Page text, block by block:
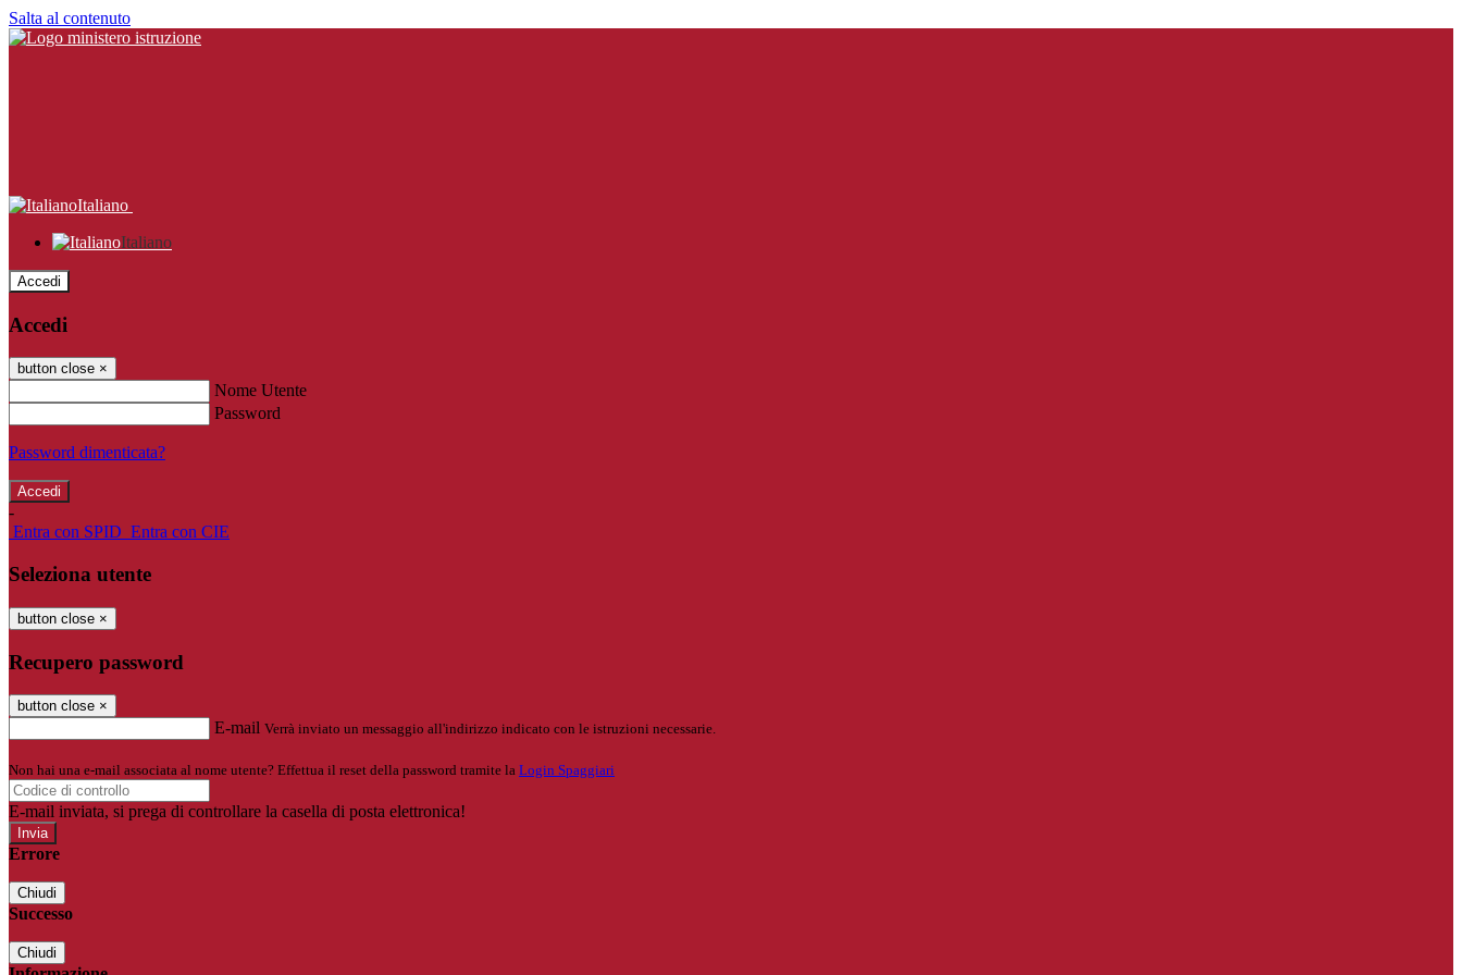
Salta al contenuto
Italiano
Italiano
Accedi
Accedi
button close ×
Nome Utente
Password
Password dimenticata?
-
Entra con SPID Entra con CIE
Seleziona utente
button close ×
Recupero password
button close ×
E-mail Verrà inviato un messaggio all'indirizzo indicato con le istruzioni necessarie.
Non hai una e-mail associata al nome utente? Effettua il reset della password tramite la Login Spaggiari
E-mail inviata, si prega di controllare la casella di posta elettronica!
Errore
Chiudi
Successo
Chiudi